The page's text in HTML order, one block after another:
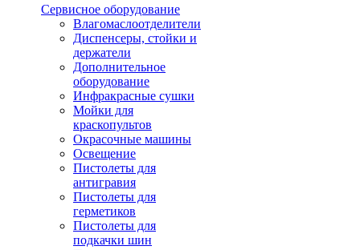
Сервисное оборудование
Влагомаслоотделители
Диспенсеры, стойки и
держатели
Дополнительное
оборудование
Инфракрасные сушки
Мойки для
краскопультов
Окрасочные машины
Освещение
Пистолеты для
антигравия
Пистолеты для
герметиков
Пистолеты для
подкачки шин